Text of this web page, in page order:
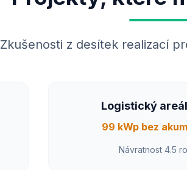
Zkušenosti z desítek realizací
Logistický
99 kWp bez
Návratnost 4.5